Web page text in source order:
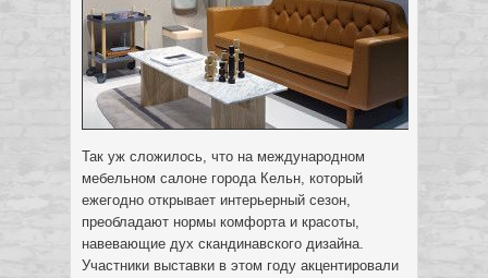
Так уж сложилось, что на международном
мебельном салоне города Кельн, который
ежегодно открывает интерьерный сезон,
преобладают нормы комфорта и красоты,
навевающие дух скандинавского дизайна.
Участники выставки в этом году акцентировали